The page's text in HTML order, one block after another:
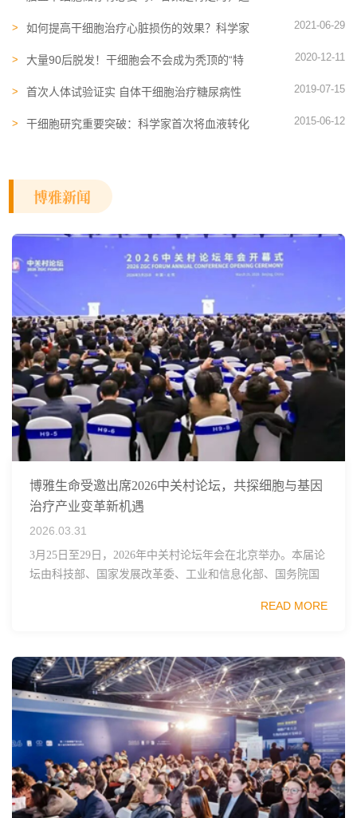
如何提高干细胞治疗心脏损伤的效果？科学家
2021-06-29
大量90后脱发！干细胞会不会成为秃顶的“特
2020-12-11
首次人体试验证实 自体干细胞治疗糖尿病性
2019-07-15
干细胞研究重要突破：科学家首次将血液转化
2015-06-12
博雅新闻
博雅生命受邀出席2026中关村论坛，共探细胞与基因
治疗产业变革新机遇
2026.03.31
3月25日至29日，2026年中关村论坛年会在北京举办。本届论
坛由科技部、国家发展改革委、工业和信息化部、国务院国
READ MORE